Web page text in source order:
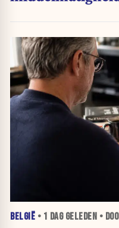
BELGIË • 1 DAGGELEDEN •